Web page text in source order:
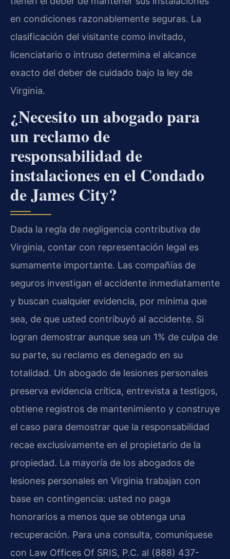
en condiciones razonablemente seguras. La
clasificación del visitante como invitado,
licenciatario o intruso determina el alcance
exacto del deber de cuidado bajo la ley de
Virginia.
¿Necesito un abogado para
un reclamo de
responsabilidad de
instalaciones en el Condado
de James City?
Dada la regla de negligencia contributiva de
Virginia, contar con representación legal es
sumamente importante. Las compañías de
seguros investigan el accidente inmediatamente
y buscan cualquier evidencia, por mínima que
sea, de que usted contribuyó al accidente. Si
logran demostrar aunque sea un 1% de culpa de
su parte, su reclamo es denegado en su
totalidad. Un abogado de lesiones personales
preserva evidencia crítica, entrevista a testigos,
obtiene registros de mantenimiento y construye
el caso para demostrar que la responsabilidad
recae exclusivamente en el propietario de la
propiedad. La mayoría de los abogados de
lesiones personales en Virginia trabajan con
base en contingencia: usted no paga
honorarios a menos que se obtenga una
recuperación. Para una consulta, comuníquese
con Law Offices Of SRIS, P.C. al (888) 437-